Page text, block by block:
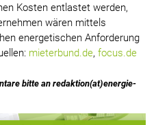
Kosten entlastet werden,
wären mittels
energetischen Anforderung
mieterbund.de, focus.de
bitte an redaktion(at)energie-